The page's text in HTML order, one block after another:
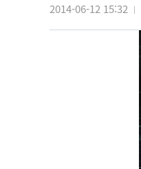
2014-06-12 15:32 |